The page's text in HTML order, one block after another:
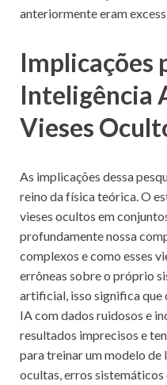
anteriormente eram
Implicações
Inteligência
Vieses
As implicações dessa
reino da física teórica. O
vieses ocultos em
profundamente nossa
complexos e como esses
errôneas sobre o próprio
artificial, isso significa que
IA com dados ruidosos e
resultados imprecisos e
para treinar um modelo
ocultas, erros sistemáticos